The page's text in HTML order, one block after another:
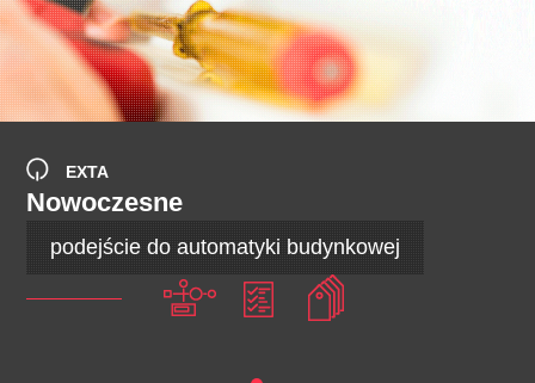
EXTA
Nowoczesne
podejście do automatyki budynkowej